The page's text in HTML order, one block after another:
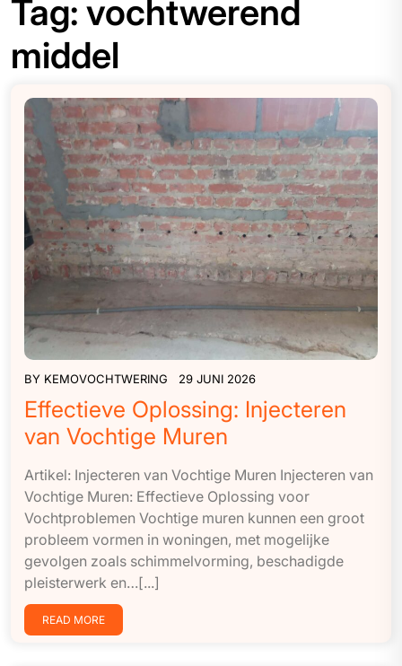
Tag: vochtwerend
middel
BY KEMOVOCHTWERING 29 JUNI 2026
Effectieve Oplossing: Injecteren
van Vochtige Muren
Artikel: Injecteren van Vochtige Muren Injecteren van
Vochtige Muren: Effectieve Oplossing voor
Vochtproblemen Vochtige muren kunnen een groot
probleem vormen in woningen, met mogelijke
gevolgen zoals schimmelvorming, beschadigde
pleisterwerk en…[...]
READ MORE